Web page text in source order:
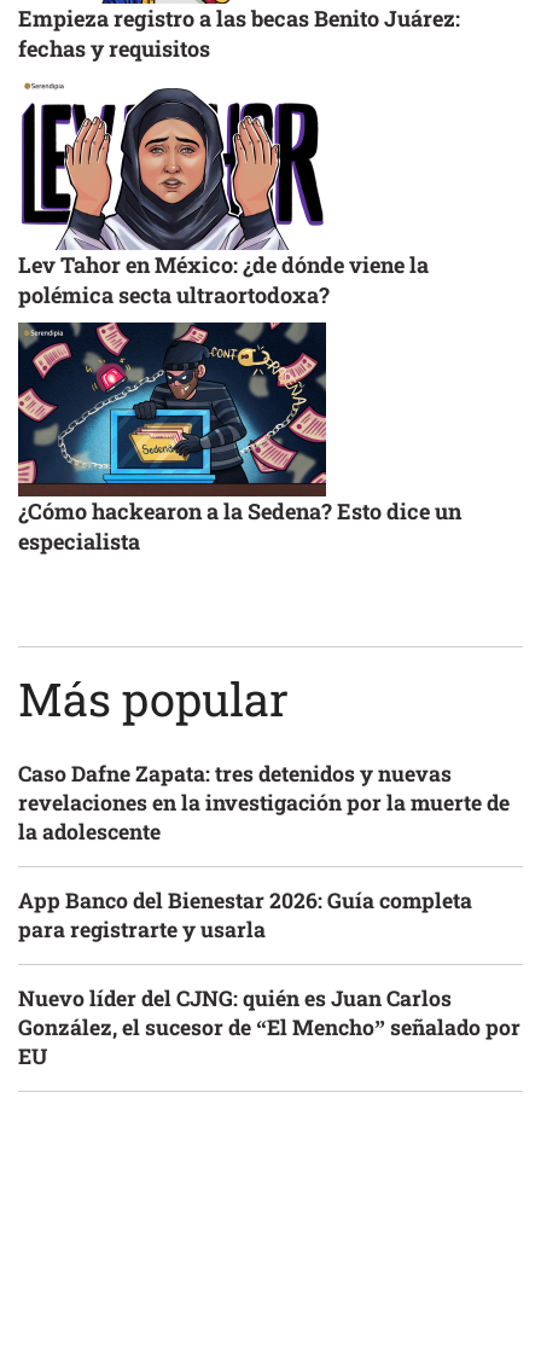
Empieza registro a las becas Benito Juárez:
fechas y requisitos
Lev Tahor en México: ¿de dónde viene la
polémica secta ultraortodoxa?
¿Cómo hackearon a la Sedena? Esto dice un
especialista
Más popular
Caso Dafne Zapata: tres detenidos y nuevas
revelaciones en la investigación por la muerte de
la adolescente
App Banco del Bienestar 2026: Guía completa
para registrarte y usarla
Nuevo líder del CJNG: quién es Juan Carlos
González, el sucesor de “El Mencho” señalado por
EU